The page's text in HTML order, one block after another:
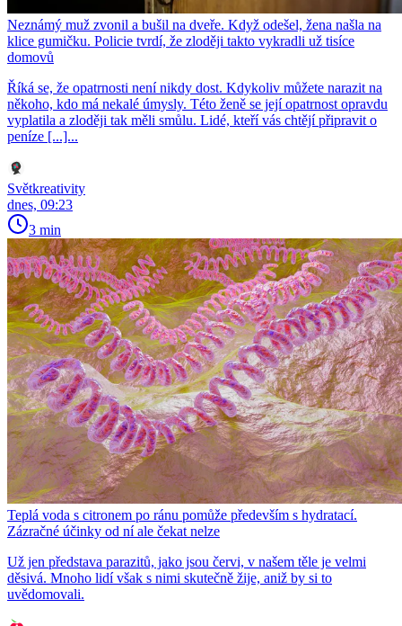
Neznámý muž zvonil a bušil na dveře. Když odešel, žena našla na
klice gumičku. Policie tvrdí, že zloději takto vykradli už tisíce
domovů
Říká se, že opatrnosti není nikdy dost. Kdykoliv můžete narazit na
někoho, kdo má nekalé úmysly. Této ženě se její opatrnost opravdu
vyplatila a zloději tak měli smůlu. Lidé, kteří vás chtějí připravit o
peníze [...]...
Světkreativity
dnes, 09:23
3 min
Teplá voda s citronem po ránu pomůže především s hydratací.
Zázračné účinky od ní ale čekat nelze
Už jen představa parazitů, jako jsou červi, v našem těle je velmi
děsivá. Mnoho lidí však s nimi skutečně žije, aniž by si to
uvědomovali.